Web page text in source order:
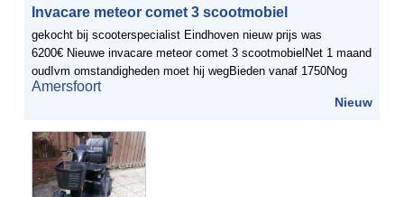
Invacare meteor comet 3 scootmobiel
gekocht bij scooterspecialist Eindhoven nieuw prijs was
6200€ Nieuwe invacare meteor comet 3 scootmobielNet 1 maand
oudIvm omstandigheden moet hij wegBieden vanaf 1750Nog
geen 1 km op geredenIncl alle toebehoren zoals acculader ...
Amersfoort
Nieuw